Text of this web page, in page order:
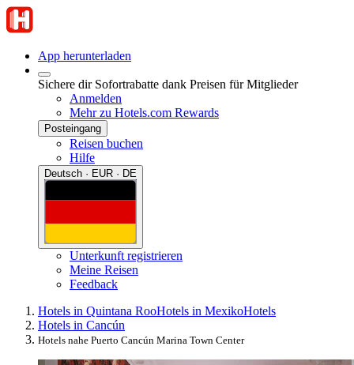
App herunterladen
Sichere dir Sofortrabatte dank Preisen für Mitglieder
Anmelden
Mehr zu Hotels.com Rewards
Posteingang
Reisen buchen
Hilfe
Deutsch · EUR · DE
Unterkunft registrieren
Meine Reisen
Feedback
Hotels in Quintana RooHotels in MexikoHotels
Hotels in Cancún
Hotels nahe Puerto Cancún Marina Town Center